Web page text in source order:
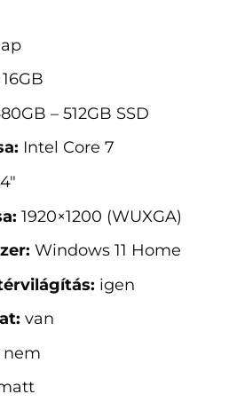
16GB
– 512GB SSD
Intel Core 7
1920×1200 (WUXGA)
Windows 11 Home
igen
van
nem